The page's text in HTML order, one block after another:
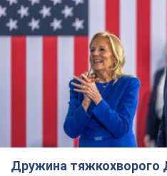
Дружина тяжкохворого